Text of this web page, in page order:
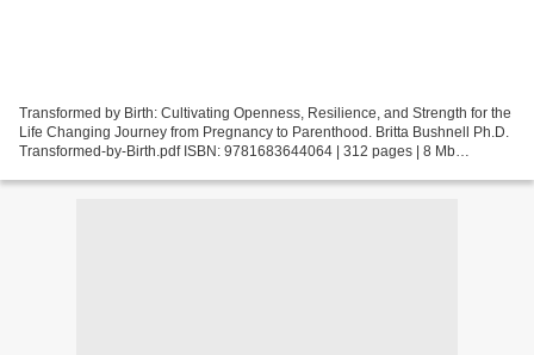
Transformed by Birth: Cultivating Openness, Resilience, and Strength for the
Life Changing Journey from Pregnancy to Parenthood. Britta Bushnell Ph.D.
Transformed-by-Birth.pdf ISBN: 9781683644064 | 312 pages | 8 Mb